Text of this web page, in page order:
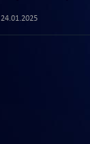
24.01.2025